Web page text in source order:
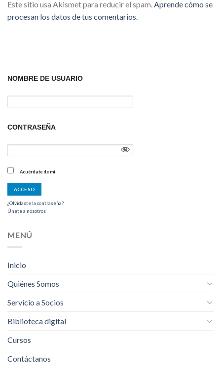
Este sitio usa Akismet para reducir el spam. Aprende cómo se
procesan los datos de tus comentarios.
NOMBRE DE USUARIO
CONTRASEÑA
Acuérdate de mí
¿Olvidaste la contraseña?
Únete a nosotros
MENÚ
Inicio
Quiénes Somos
Servicio a Socios
Biblioteca digital
Cursos
Contáctanos